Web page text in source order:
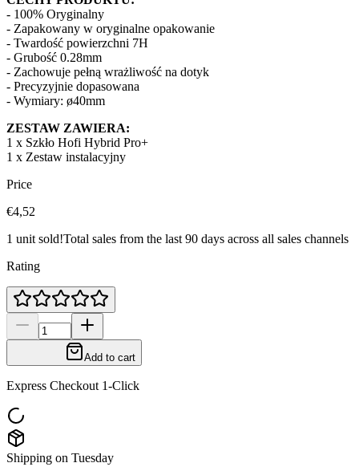
- 100% Oryginalny
- Zapakowany w oryginalne opakowanie
- Twardość powierzchni 7H
- Grubość 0.28mm
- Zachowuje pełną wrażliwość na dotyk
- Precyzyjnie dopasowana
- Wymiary: ø40mm
ZESTAW ZAWIERA:
1 x Szkło Hofi Hybrid Pro+
1 x Zestaw instalacyjny
Price
€4,52
1 unit sold!Total sales from the last 90 days across all sales channels
Rating
Add to cart
Express Checkout 1-Click
Shipping on Tuesday